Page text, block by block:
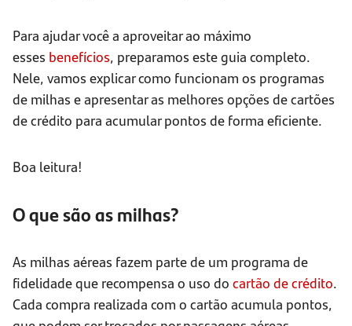
Para ajudar você a aproveitar ao máximo
esses benefícios, preparamos este guia completo.
Nele, vamos explicar como funcionam os programas
de milhas e apresentar as melhores opções de cartões
de crédito para acumular pontos de forma eficiente.
Boa leitura!
O que são as milhas?
As milhas aéreas fazem parte de um programa de
fidelidade que recompensa o uso do cartão de crédito.
Cada compra realizada com o cartão acumula pontos,